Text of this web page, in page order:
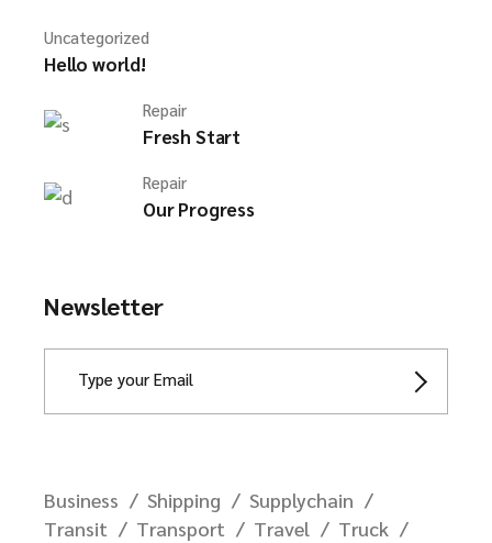
Uncategorized
Hello world!
Repair
Fresh Start
Repair
Our Progress
Newsletter
Business Shipping
Supplychain
Transit
Transport Travel
Truck